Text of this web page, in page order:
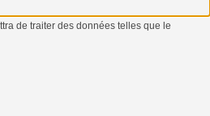
de traiter des données telles que le